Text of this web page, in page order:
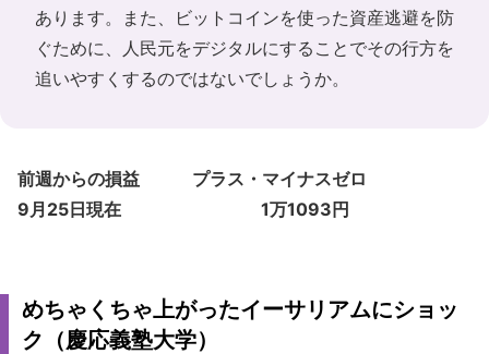
あります。また、ビットコインを使った資産逃避を防
ぐために、人民元をデジタルにすることでその行方を
追いやすくするのではないでしょうか。
前週からの損益 プラス・マイナスゼロ
9月25日現在 1万1093円
めちゃくちゃ上がったイーサリアムにショッ
ク（慶応義塾大学）